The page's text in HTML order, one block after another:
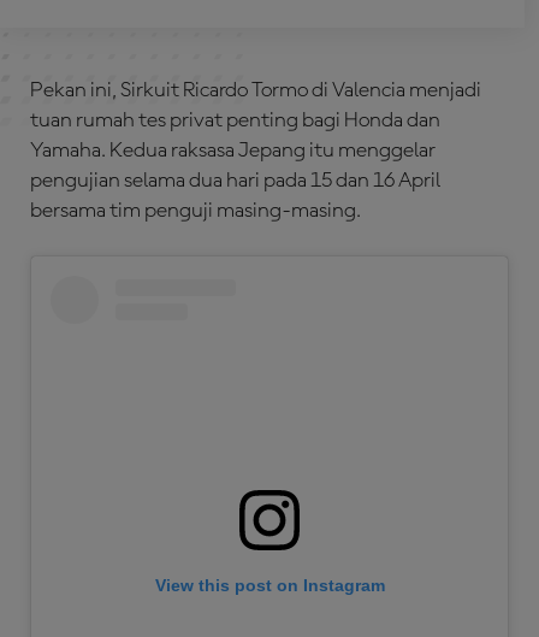
Pekan ini, Sirkuit Ricardo Tormo di Valencia menjadi
tuan rumah tes privat penting bagi Honda dan
Yamaha. Kedua raksasa Jepang itu menggelar
pengujian selama dua hari pada 15 dan 16 April
bersama tim penguji masing-masing.
View this post on Instagram